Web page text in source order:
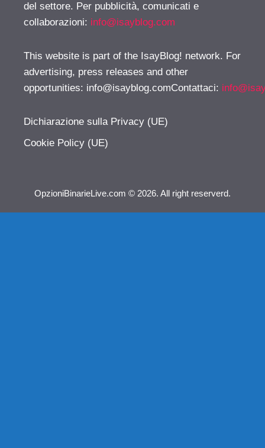
del settore. Per pubblicità, comunicati e
collaborazioni: info@isayblog.com
This website is part of the IsayBlog! network. For
advertising, press releases and other
opportunities: info@isayblog.comContattaci:
Dichiarazione sulla Privacy (UE)
Cookie Policy (UE)
OpzioniBinarieLive.com © 2026. All right reserverd.